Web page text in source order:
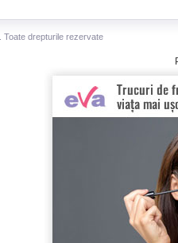
. Toate drepturile rezervate